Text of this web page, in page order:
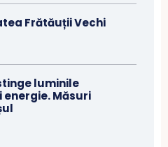
Frătăuții Vechi
luminile
Măsuri